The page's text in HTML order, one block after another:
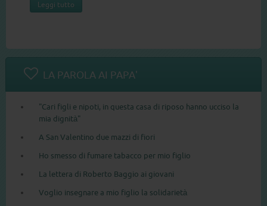
Leggi tutto
LA PAROLA AI PAPA'
"Cari figli e nipoti, in questa casa di riposo hanno ucciso la
mia dignità"
A San Valentino due mazzi di fiori
Ho smesso di fumare tabacco per mio figlio
La lettera di Roberto Baggio ai giovani
Voglio insegnare a mio figlio la solidarietà